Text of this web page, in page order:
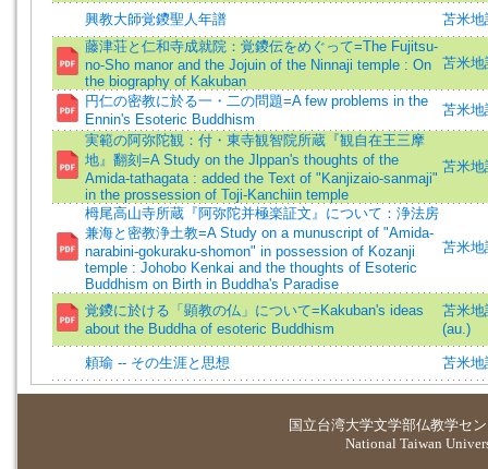
興教大師覚鑁聖人年譜
苫米地
藤津荘と仁和寺成就院：覚鑁伝をめぐって=The Fujitsu-
no-Sho manor and the Jojuin of the Ninnaji temple : On
the biography of Kakuban
苫米地
円仁の密教に於る一・二の問題=A few problems in the
Ennin's Esoteric Buddhism
苫米地
実範の阿弥陀観：付・東寺観智院所蔵『観自在王三摩
地』翻刻=A Study on the Jlppan's thoughts of the
Amida-tathagata : added the Text of "Kanjizaio-sanmaji"
in the prossession of Toji-Kanchiin temple
苫米地
栂尾高山寺所蔵『阿弥陀并極楽証文』について：浄法房
兼海と密教浄土教=A Study on a munuscript of "Amida-
narabini-gokuraku-shomon" in possession of Kozanji
temple : Johobo Kenkai and the thoughts of Esoteric
Buddhism on Birth in Buddha's Paradise
苫米地
覚鑁に於ける「顕教の仏」について=Kakuban's ideas
about the Buddha of esoteric Buddhism
苫米
(au.)
頼瑜 -- その生涯と思想 苫米地
国立台湾大学文学部仏教学セ
National Taiwan